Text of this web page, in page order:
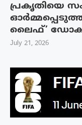
പ്രകൃതിയെ
ലൈഫ്’
July 21, 2026